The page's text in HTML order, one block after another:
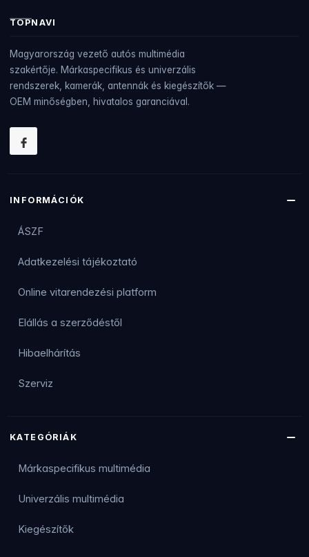
TOPNAVI
Magyarország vezető autós multimédia
szakértője. Márkaspecifikus és univerzális
rendszerek, kamerák, antennák és kiegészítők —
OEM minőségben, hivatalos garanciával.
INFORMÁCIÓK
ÁSZF
Adatkezelési tájékoztató
Online vitarendezési platform
Elállás a szerződéstől
Hibaelhárítás
Szerviz
KATEGÓRIÁK
Márkaspecifikus multimédia
Univerzális multimédia
Kiegészítők